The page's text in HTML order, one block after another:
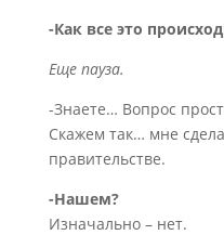
-Как все это
Еще пауза.
-Знаете… Вопрос
Скажем так… мне
правительстве.
-Нашем?
Изначально – нет.